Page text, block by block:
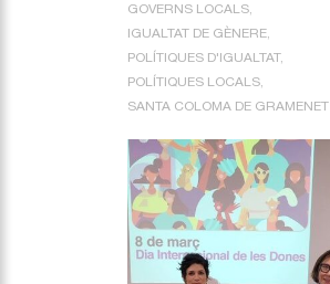
GOVERNS LOCALS
IGUALTAT DE GÈNERE
POLÍTIQUES D'IGUALTAT
POLÍTIQUES LOCALS
SANTA COLOMA DE GRAMENET